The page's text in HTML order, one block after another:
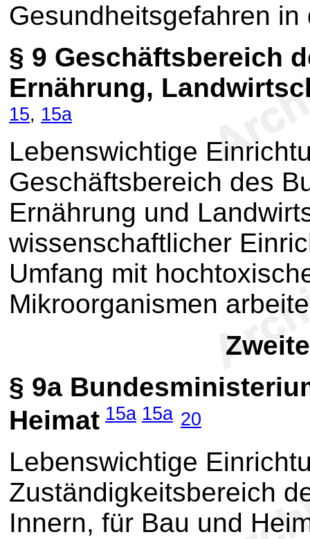
Gesundheitsgefahren
§ 9 Geschäftsbereich
Ernährung,
15, 15a
Lebenswichtige
Geschäftsbereich des
Ernährung und
wissenschaftlicher
Umfang mit
Mikroorganismen
§ 9a
Heimat 15a 15a 20
Lebenswichtige
Zuständigkeitsbereich
Innern, für Bau und